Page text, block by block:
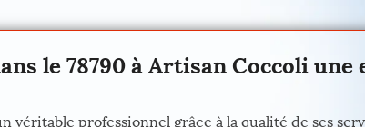
le 78790 à Artisan Coccoli
véritable professionnel grâce à la qualité de ses